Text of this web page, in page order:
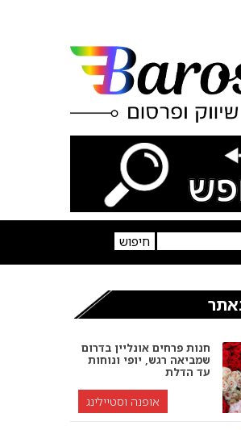
חנות פרחים אונליין בדרום
שמביאה רגש, יופי ונוחות
עד הדלת
אופנה וסטיילינג